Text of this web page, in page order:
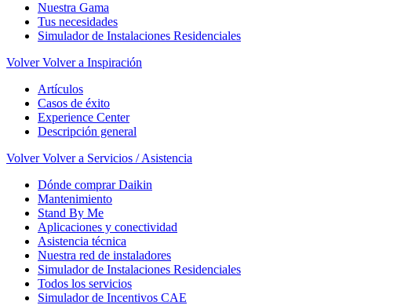
Nuestra Gama
Tus necesidades
Simulador de Instalaciones Residenciales
Volver Volver a Inspiración
Artículos
Casos de éxito
Experience Center
Descripción general
Volver Volver a Servicios / Asistencia
Dónde comprar Daikin
Mantenimiento
Stand By Me
Aplicaciones y conectividad
Asistencia técnica
Nuestra red de instaladores
Simulador de Instalaciones Residenciales
Todos los servicios
Simulador de Incentivos CAE